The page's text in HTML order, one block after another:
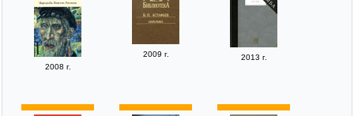
2008 г.
2009 г. 2013 г.